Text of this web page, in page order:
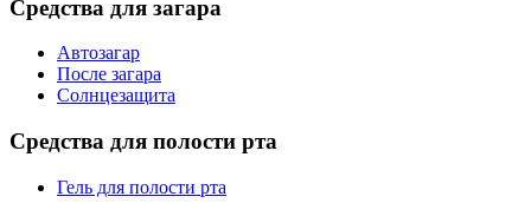
Средства для загара
Автозагар
После загара
Солнцезащита
Средства для полости рта
Гель для полости рта